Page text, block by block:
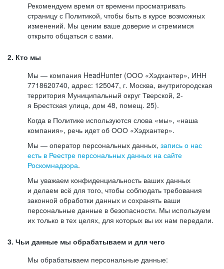
Рекомендуем время от времени просматривать
страницу с Политикой, чтобы быть в курсе возможных
изменений. Мы ценим ваше доверие и стремимся
открыто общаться с вами.
2. Кто мы
Мы — компания HeadHunter (ООО «Хэдхантер», ИНН
7718620740, адрес: 125047, г. Москва, внутригородская
территория Муниципальный округ Тверской, 2-
я Брестская улица, дом 48, помещ. 25).
Когда в Политике используются слова «мы», «наша
компания», речь идет об ООО «Хэдхантер».
Мы — оператор персональных данных, запись о нас
есть в Реестре персональных данных на сайте
Роскомнадзора.
Мы уважаем конфиденциальность ваших данных
и делаем всё для того, чтобы соблюдать требования
законной обработки данных и сохранять ваши
персональные данные в безопасности. Мы используем
их только в тех целях, для которых вы их нам передали.
3. Чьи данные мы обрабатываем и для чего
Мы обрабатываем персональные данные: